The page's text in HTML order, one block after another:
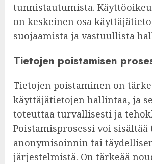
tunnistautumista.
on keskeinen osa
suojaamista ja vastuullista
Tietojen poistamisen
Tietojen poistaminen on
käyttäjätietojen hallintaa, ja
toteuttaa turvallisesti ja
Poistamisprosessi voi
anonymisoinnin tai
järjestelmistä. On tärkeää